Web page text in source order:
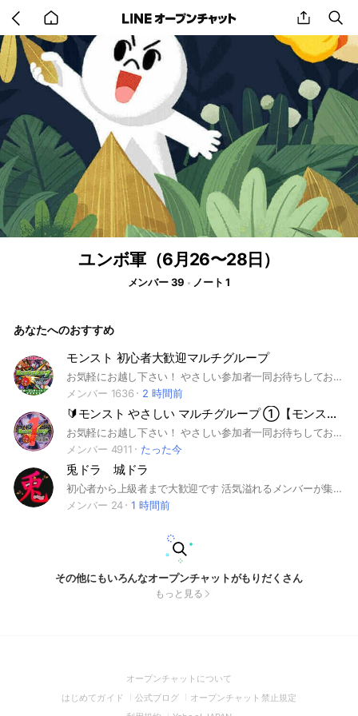
back
to
home
share
ユンボ軍（6月26〜28日）
メンバー 39 ノート 1
あなたへのおすすめ
モンスト 初心者大歓迎マルチグループ
お気軽にお越し下さい！ やさしい参加者一同お待ちしております。 コラボを全力でやります。 モンストマルチ用グループとなります。 初心者さんのサポートを行っております。 その他、メダル、神殿専用系列グループがあります。 #チョイス #チョイスガチャ #マルチガチャ #モンスターストライク #モンスト #もんすと #コラボ #こらぼ #運極 #モンストの日 #超究極 #もんすと #DNA #大規模 #最大 #初心者 #初心者歓迎 #コイン #オラコイン #鬼滅 #守護 #守護獣 #絆のカケラ #超究極 #マルチ募集 #XFLAG #PARK #XFLAG PARK 2022 #エックスフラッグ #えっくすふらっぐ #フラパ #ふらぱ #秘海 #秘海の冒険船
メンバー 1636
2 時間前
🔰モンスト やさしい マルチグループ ①【モンスターストライク】
お気軽にお越し下さい！ やさしい参加者一同お待ちしております。 #サカモトデイズ コラボを全力でやります。 モンストマルチ用グループとなります。 初心者さんのサポートを行っております。 その他、メダル、神殿専用系列グループがあります。 #呪術廻戦 #フリーレン #チョイスガチャ #マルチガチャ #コイン #遊戯王 #モンスターストライク #モンスト #もんすと #コラボ #こらぼ #運極 #モンストの日 #ガンダム #超究極 #DNA #大規模 #最大 #初心者 #初心者歓迎 #コイン #オラコイン #守護獣 #絆のカケラ #超究極 #マルチ募集 #XFLAG #エックスフラッグ #フラパ #秘海 #秘海の冒険船
メンバー 4911
たった今
兎ドラ 城ドラ
初心者から上級者まで大歓迎です 活気溢れるメンバーが集まってます!! 城ドラやってない方でも参加可 自己紹介は強制でIDか写真が必要です #エンジョイ勢#ガチ勢#幅広いメンバー#城ドラ#雑談
メンバー 24
1 時間前
その他にもいろんなオープンチャットがもりだくさん
もっと見る
オープンチャットについて
in
はじめてガイド
(Open
in
公式ブログ
(Open
in
オープンチャット禁止規定(Open